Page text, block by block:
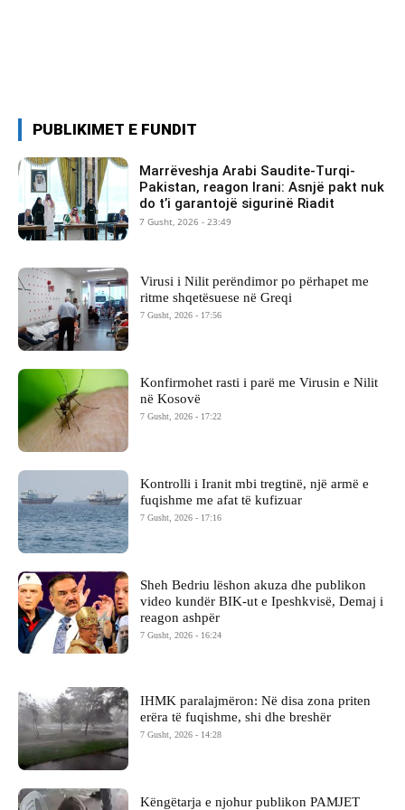
PUBLIKIMET E FUNDIT
Marrëveshja Arabi Saudite-Turqi-
Pakistan, reagon Irani: Asnjë pakt nuk
do t’i garantojë sigurinë Riadit
7 Gusht, 2026 - 23:49
Virusi i Nilit perëndimor po përhapet me
ritme shqetësuese në Greqi
7 Gusht, 2026 - 17:56
Konfirmohet rasti i parë me Virusin e Nilit
në Kosovë
7 Gusht, 2026 - 17:22
Kontrolli i Iranit mbi tregtinë, një armë e
fuqishme me afat të kufizuar
7 Gusht, 2026 - 17:16
Sheh Bedriu lëshon akuza dhe publikon
video kundër BIK-ut e Ipeshkvisë, Demaj i
reagon ashpër
7 Gusht, 2026 - 16:24
IHMK paralajmëron: Në disa zona priten
erëra të fuqishme, shi dhe breshër
7 Gusht, 2026 - 14:28
Këngëtarja e njohur publikon PAMJET